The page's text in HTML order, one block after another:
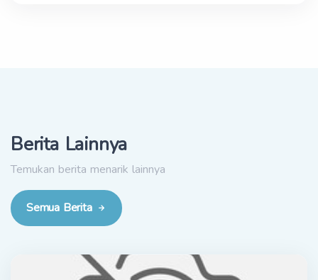
Berita Lainnya
Temukan berita menarik lainnya
Semua Berita